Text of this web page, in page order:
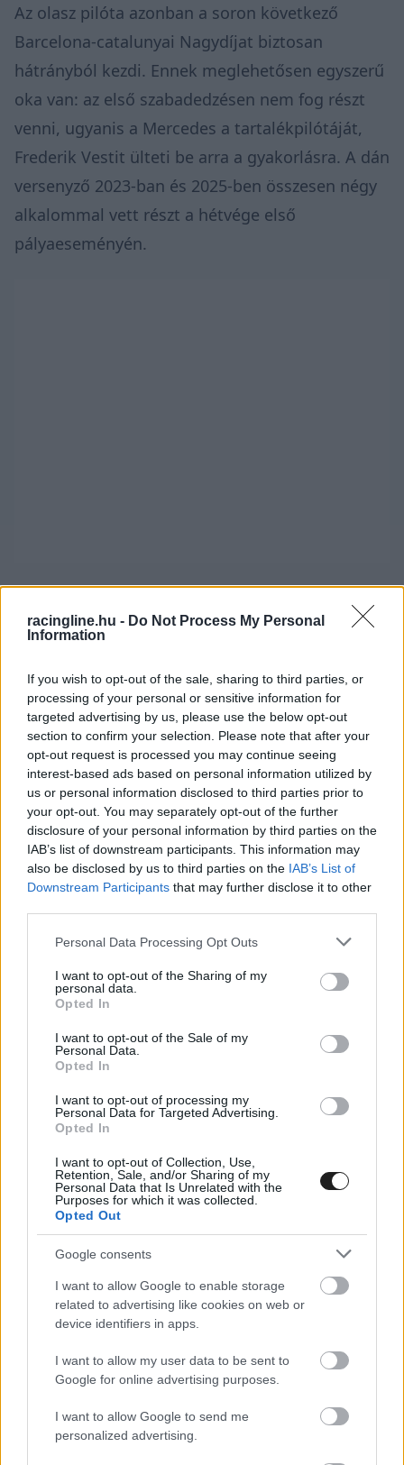
racingline.hu - Do Not Process My Personal
Information
If you wish to opt-out of the sale, sharing to third parties, or
processing of your personal or sensitive information for
targeted advertising by us, please use the below opt-out
section to confirm your selection. Please note that after your
opt-out request is processed you may continue seeing
interest-based ads based on personal information utilized by
us or personal information disclosed to third parties prior to
your opt-out. You may separately opt-out of the further
disclosure of your personal information by third parties on the
IAB’s list of downstream participants. This information may
also be disclosed by us to third parties on the IAB’s List of
Downstream Participants that may further disclose it to other
Please note that this website/app uses one or more Google
not limited to your visit or usage behaviour. You may click to
grant or deny consent to Google and its third-party tags to
use your data for below specified purposes in below Google
consent section.
Personal Data Processing Opt Outs
I want to opt-out of the Sharing of my
personal data.
Opted In
I want to opt-out of the Sale of my
Personal Data.
Opted In
I want to opt-out of processing my
Personal Data for Targeted Advertising.
Opted In
I want to opt-out of Collection, Use,
Retention, Sale, and/or Sharing of my
Personal Data that Is Unrelated with the
Purposes for which it was collected.
Opted Out
Google consents
I want to allow Google to enable storage
related to advertising like cookies on web or
device identifiers in apps.
I want to allow my user data to be sent to
Google for online advertising purposes.
I want to allow Google to send me
personalized advertising.
Az olasz pilóta azonban a soron következő
Barcelona-catalunyai Nagydíjat biztosan
hátrányból kezdi. Ennek meglehetősen egyszerű
oka van: az első szabadedzésen nem fog részt
venni, ugyanis a Mercedes a tartalékpilótáját,
Frederik Vestit ülteti be arra a gyakorlásra. A dán
versenyző 2023-ban és 2025-ben összesen négy
alkalommal vett részt a hétvége első
pályaeseményén.
listavezetőt, pusztán arról van szó, hogy a
kell adni olyan pilótának vagy pilótáknak, akik
legfeljebb két F1-es futammal rendelkeznek. A
montmelói pálya pedig ideális az ilyesmire,
hiszen ezt minden versenyző jól ismeri, vagyis itt
nem annyira fájdalmas kihagyni az első
tréninget. Emellett azt is meg kell jegyezni, hogy
az adott istállónál mindkét állandó versenyzőnek
kétszer-kétszer kell átadnia a helyét, vagyis
hosszú távon igazságos a rendszer.
FORMA-1
után
Nem csak a Mercedes jelentett be pilótacserét a
pénteki első szabadedzésre. A Williams szintén
így tett, sőt, a grove-iak a soron következő
Osztrák Nagydíjat sem a megszokott felállásban
fogják megkezdeni. Előbb Alexander Albont,
majd Carlos Sainzot ültetik ki, a helyüket pedig a
tartalék szerepét betöltő Luke Browning fogja
átvenni. A brit versenyző tavaly negyedik lett a
Forma–2-ben, idén pedig négy forduló után
nyolcadik a japán Super Formulában. Tavaly és
tavalyelőtt ugyancsak négy F1-es hétvégén
szerepelt hasonló formában, ugyanakkor
Vestihez hasonlóan először vezeti az új